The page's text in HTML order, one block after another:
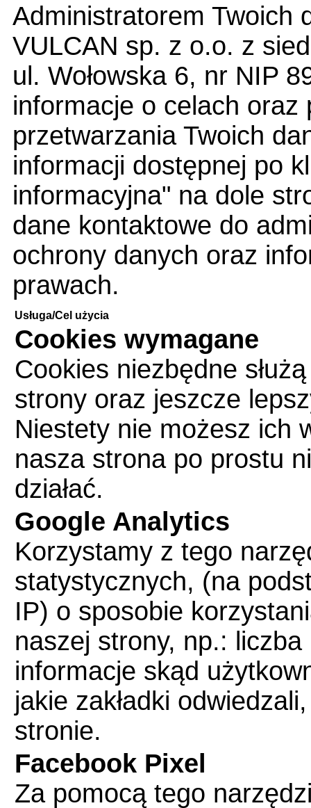
Administratorem Twoich
VULCAN sp. z o.o. z
ul. Wołowska 6, nr NIP
informacje o celach oraz
przetwarzania Twoich
informacji dostępnej po
informacyjna" na dole
dane kontaktowe do
ochrony danych oraz
prawach.
Usługa/Cel użycia
Cookies wymagane
Cookies niezbędne
strony oraz jeszcze
Niestety nie możesz ich
nasza strona po prostu
działać.
Google Analytics
Korzystamy z tego
statystycznych, (na
IP) o sposobie
naszej strony, np.:
informacje skąd
jakie zakładki
stronie.
Facebook Pixel
Za pomocą tego